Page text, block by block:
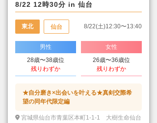
8/22 12時30分 in 仙台
東北 仙台 8/22(土)12:30〜13:40
男性
28歳〜38歳位
残りわずか
女性
26歳〜36歳位
残りわずか
★自分磨き×出会いを叶える★真剣交際希
望の同年代限定編
宮城県仙台市青葉区本町1-1-1 大樹生命仙台